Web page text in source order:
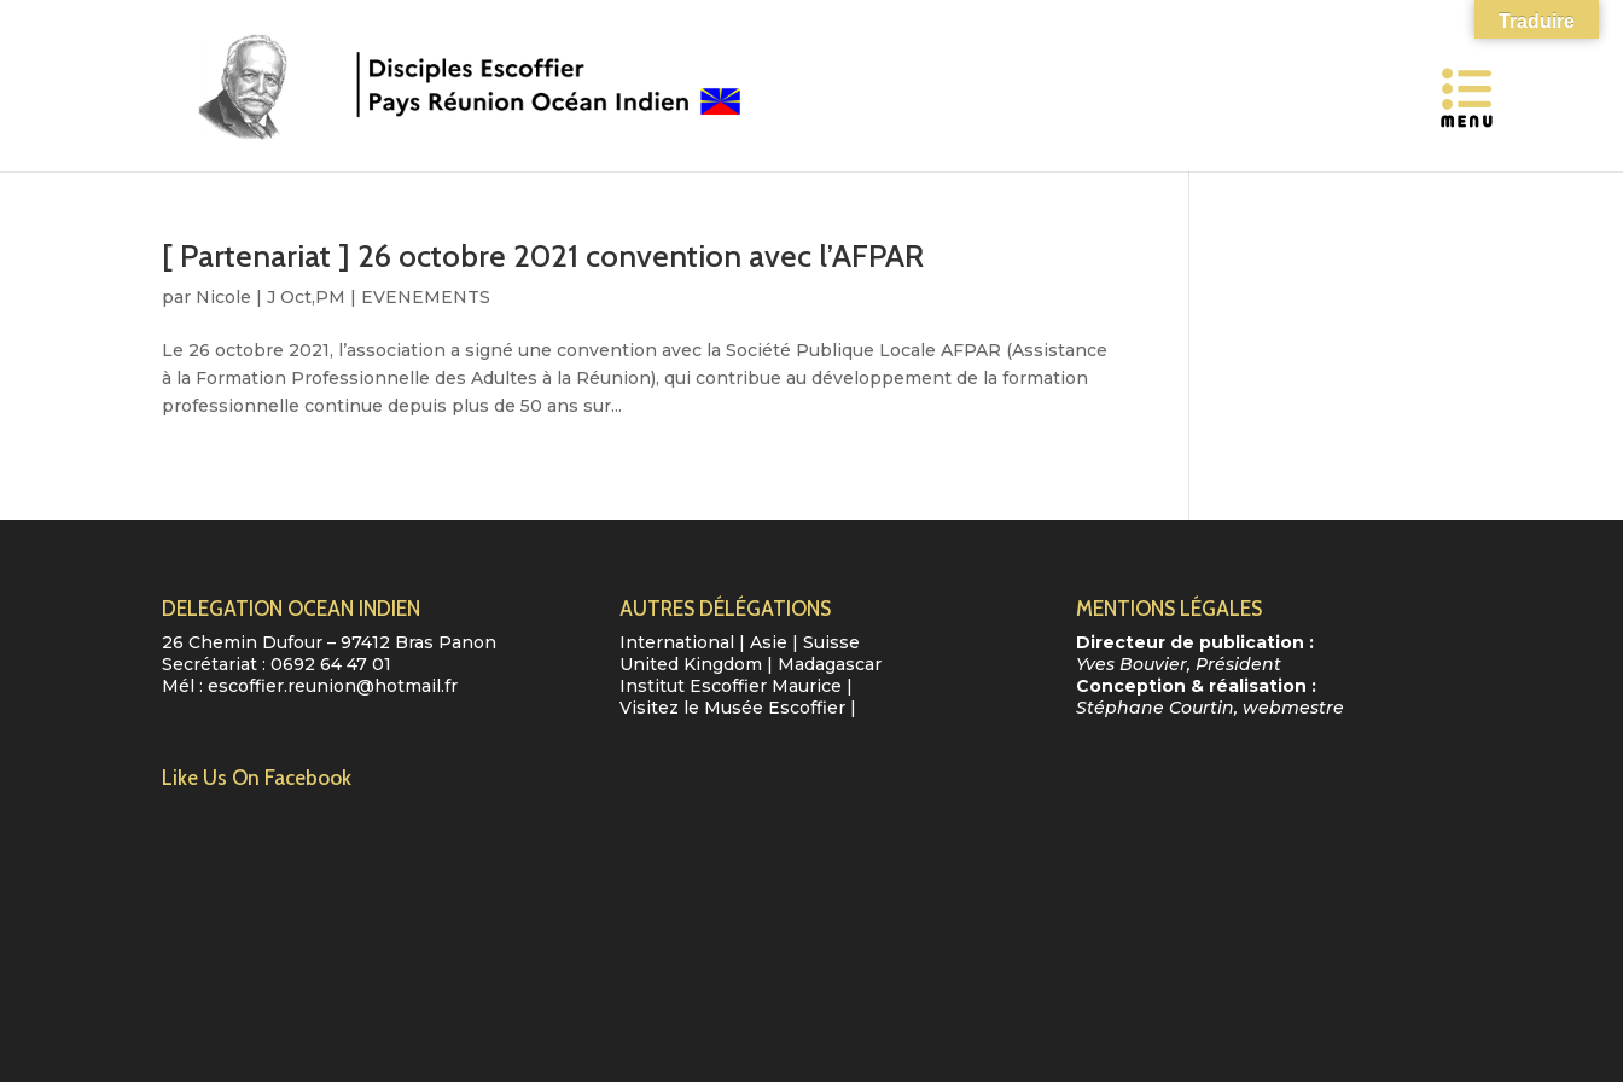
[ Partenariat ] 26 octobre 2021 convention avec l’AFPAR
par Nicole |J Oct,PM | EVENEMENTS
Le 26 octobre 2021, l’association a signé une convention avec la Société Publique Locale AFPAR (Assistance
à la Formation Professionnelle des Adultes à la Réunion), qui contribue au développement de la formation
professionnelle continue depuis plus de 50 ans sur...
DELEGATION OCEAN INDIEN
26 Chemin Dufour – 97412 Bras Panon
Secrétariat :0692 64 47 01
Mél :escoffier.reunion@hotmail.fr
Like Us On Facebook
AUTRES DÉLÉGATIONS
International | Asie | Suisse
United Kingdom | Madagascar
Institut Escoffier Maurice |
Visitez le Musée Escoffier|
MENTIONS LÉGALES
Directeur de publication :
Yves Bouvier, Président
Conception & réalisation :
Stéphane Courtin, webmestre
Traduire